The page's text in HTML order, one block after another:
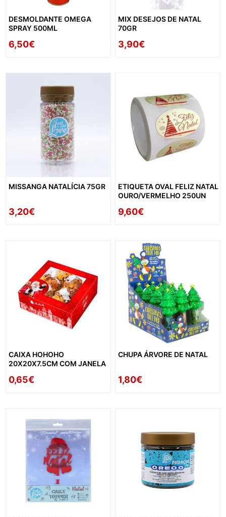
DESMOLDANTE OMEGA
SPRAY 500ML
6,50€
MIX DESEJOS DE NATAL
70GR
3,90€
MISSANGA NATALÍCIA 75GR
3,20€
ETIQUETA OVAL FELIZ NATAL
OURO/VERMELHO 250UN
9,60€
CAIXA HOHOHO
20X20X7.5CM COM JANELA
0,65€
CHUPA ÁRVORE DE NATAL
1,80€